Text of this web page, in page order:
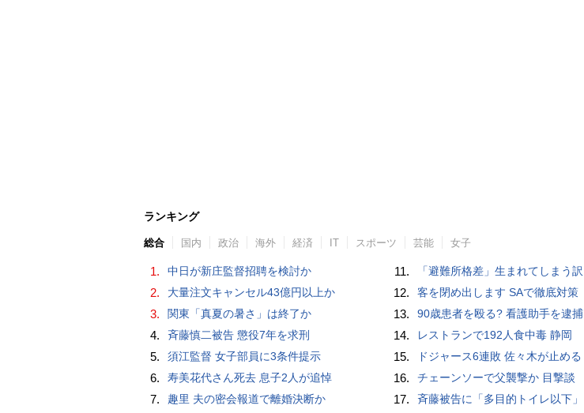
ランキング
総合 国内 政治 海外 経済 IT スポーツ 芸能 女子
1. 中日が新庄監督招聘を検討か
2. 大量注文キャンセル43億円以上か
3. 関東「真夏の暑さ」は終了か
4. 斉藤慎二被告 懲役7年を求刑
5. 須江監督 女子部員に3条件提示
6. 寿美花代さん死去 息子2人が追悼
7. 趣里 夫の密会報道で離婚決断か
11. 「避難所格差」生まれてしまう訳
12. 客を閉め出します SAで徹底対策
13. 90歳患者を殴る? 看護助手を逮捕
14. レストランで192人食中毒 静岡
15. ドジャース6連敗 佐々木が止める
16. チェーンソーで父襲撃か 目撃談
17. 斉藤被告に「多目的トイレ以下」